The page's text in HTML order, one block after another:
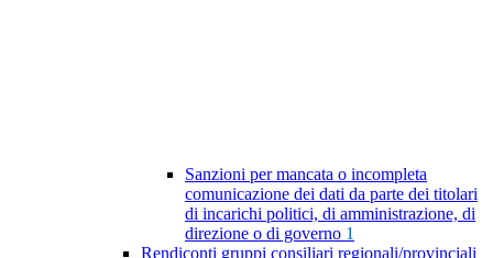
Sanzioni per mancata o incompleta
comunicazione dei dati da parte dei titolari
di incarichi politici, di amministrazione, di
direzione o di governo 1
Rendiconti gruppi consiliari regionali/provinciali